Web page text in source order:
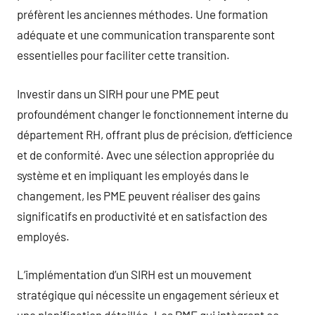
préfèrent les anciennes méthodes. Une formation
adéquate et une communication transparente sont
essentielles pour faciliter cette transition.
Investir dans un SIRH pour une PME peut
profoundément changer le fonctionnement interne du
département RH, offrant plus de précision, d’efficience
et de conformité. Avec une sélection appropriée du
système et en impliquant les employés dans le
changement, les PME peuvent réaliser des gains
significatifs en productivité et en satisfaction des
employés.
L’implémentation d’un SIRH est un mouvement
stratégique qui nécessite un engagement sérieux et